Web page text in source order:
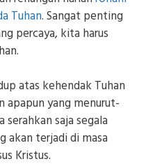
Tuhan. Sangat penting
percaya, kita harus
atas kehendak Tuhan
apapun yang menurut-
saja segala
akan terjadi di masa
Kristus.